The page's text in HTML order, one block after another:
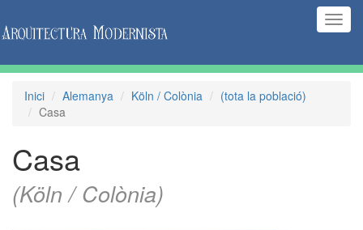
Inici Alemanya Köln / Colònia
(tota la població)
Casa
Casa
(Köln / Colònia)